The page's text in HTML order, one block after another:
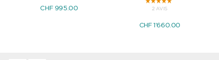
CHF 995.00 2 AVIS
CHF 1'660.00